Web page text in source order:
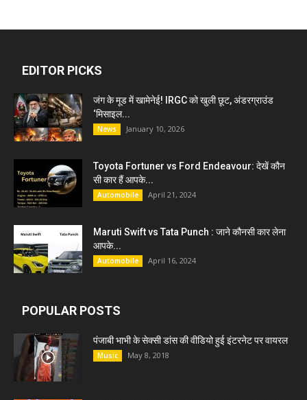
EDITOR PICKS
जंग के मूड में खामेनेई! IRGC को खुली छूट, अंडरग्राउंड
‘मिसाइल...
News January 10, 2026
Toyota Fortuner vs Ford Endeavour: देखें कौन
सी कार हैं आपके...
Automobile April 21, 2024
Maruti Swift vs Tata Punch : जाने कौनसी कार लेना
आपके...
Automobile April 16, 2024
POPULAR POSTS
पंजाबी भाभी के सेक्सी डांस की वीडियो हुई इंटरनेट पर वायरल
Music May 8, 2018